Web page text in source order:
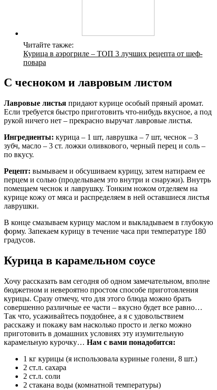
Читайте также:
Курица в аэрогриле – ТОП 3 лучших рецепта от шеф-
повара
С чесноком и лавровым листом
Лавровые листья придают курице особый пряный аромат.
Если требуется быстро приготовить что-нибудь вкусное, а под
рукой ничего нет – прекрасно выручат лавровые листья.
Ингредиенты: курица – 1 шт, лаврушка – 7 шт, чеснок – 3
зубч, масло – 3 ст. ложки оливкового, черный перец и соль –
по вкусу.
Рецепт: вымываем и обсушиваем курицу, затем натираем ее
перцем и солью (проделываем это внутри и снаружи). Внутрь
помещаем чеснок и лаврушку. Тонким ножом отделяем на
курице кожу от мяса и распределяем в ней оставшиеся листья
лаврушки.
В конце смазываем курицу маслом и выкладываем в глубокую
форму. Запекаем курицу в течение часа при температуре 180
градусов.
Курица в карамельном соусе
Хочу рассказать вам сегодня об одном замечательном, вполне
бюджетном и невероятно простом способе приготовления
курицы. Сразу отмечу, что для этого блюда можно брать
совершенно различные ее части – вкусно будет все равно…
Так что, усаживайтесь поудобнее, а я с удовольствием
расскажу и покажу вам насколько просто и легко можно
приготовить в домашних условиях эту изумительную
карамельную курочку… Нам с вами понадобится:
1 кг курицы (я использовала куриные голени, 8 шт.)
2 ст.л. сахара
2 ст.л. соли
2 стакана воды (комнатной температуры)